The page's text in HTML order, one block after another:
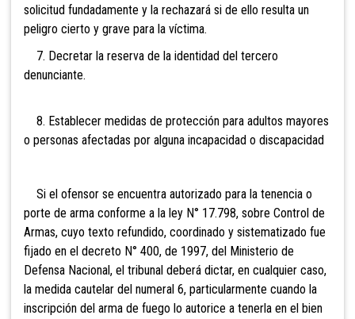
solicitud fundadamente y la rechazará si de ello resulta un
peligro cierto y grave para la víctima.
7. Decretar la reserva de la identidad del tercero
denunciante.
8. Establecer medidas de protección para adultos mayores
o personas afectadas por alguna incapacidad o discapacidad
Si el ofensor se encuentra autorizado para la tenencia o
porte de arma conforme a la ley N° 17.798, sobre Control de
Armas, cuyo texto refundido, coordinado y sistematizado fue
fijado en el decreto N° 400, de 1997, del Ministerio de
Defensa Nacional, el tribunal deberá dictar, en cualquier caso,
la medida cautelar del numeral 6, particularmente cuando la
inscripción del arma de fuego lo autorice a tenerla en el bien